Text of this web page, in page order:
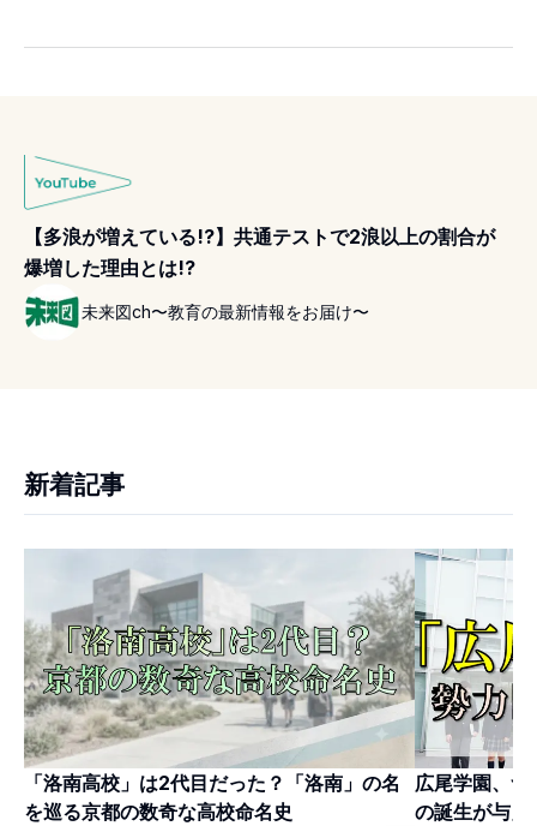
【多浪が増えている!?】共通テストで2浪以上の割合が
爆増した理由とは!?
未来図ch〜教育の最新情報をお届け〜
新着記事
「洛南高校」は2代目だった？「洛南」の名
を巡る京都の数奇な高校命名史
広尾学園、
の誕生が与え